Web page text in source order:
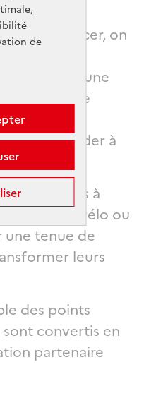
de
par un cancer, on
une
sportive, une
Une
Dans ce
aider à
vos équipes à
déplacer à vélo ou
tenue de
leurs
des points
convertis en
partenaire